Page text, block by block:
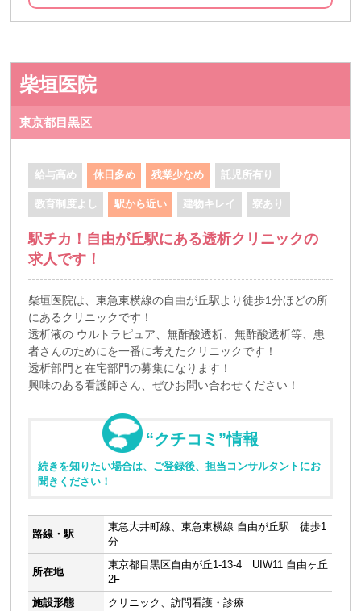
柴垣医院
東京都目黒区
給与高め 休日多め 残業少なめ 託児所有り
教育制度よし 駅から近い 建物キレイ 寮あり
駅チカ！自由が丘駅にある透析クリニックの
求人です！
柴垣医院は、東急東横線の自由が丘駅より徒歩1分ほどの所
にあるクリニックです！
透析液の ウルトラピュア、無酢酸透析、無酢酸透析等、患
者さんのためにを一番に考えたクリニックです！
透析部門と在宅部門の募集になります！
興味のある看護師さん、ぜひお問い合わせください！
“クチコミ”情報
続きを知りたい場合は、ご登録後、担当コンサルタントにお
聞きください！
路線・駅
東急大井町線、東急東横線 自由が丘駅 徒歩1
分
所在地
東京都目黒区自由が丘1-13-4 UIW11 自由ヶ丘
2F
施設形態
クリニック、訪問看護・診療